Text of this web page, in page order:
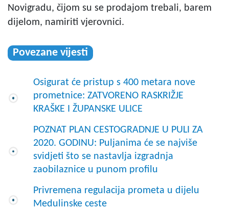
Novigradu, čijom su se prodajom trebali, barem
dijelom, namiriti vjerovnici.
Povezane vijesti
Osigurat će pristup s 400 metara nove
prometnice: ZATVORENO RASKRIŽJE
KRAŠKE I ŽUPANSKE ULICE
POZNAT PLAN CESTOGRADNJE U PULI ZA
2020. GODINU: Puljanima će se najviše
svidjeti što se nastavlja izgradnja
zaobilaznice u punom profilu
Privremena regulacija prometa u dijelu
Medulinske ceste